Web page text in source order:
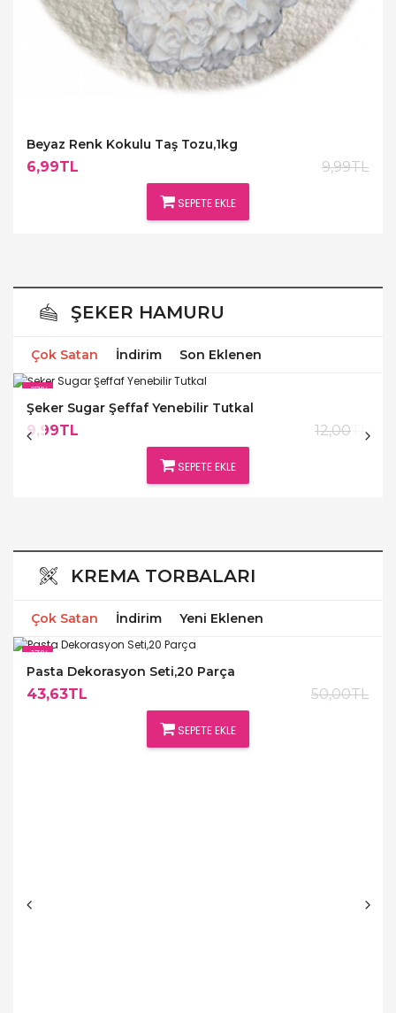
Beyaz Renk Kokulu Taş Tozu,1kg
6,99TL 9,99TL
SEPETE EKLE
ŞEKER HAMURU
Çok Satan İndirim Son Eklenen
-17%
Şeker Sugar Şeffaf Yenebilir Tutkal
9,99TL 12,00TL
SEPETE EKLE
KREMA TORBALARI
Çok Satan İndirim Yeni Eklenen
-13%
Pasta Dekorasyon Seti,20 Parça
43,63TL 50,00TL
SEPETE EKLE